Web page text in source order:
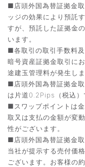
■店頭外国為替証拠金
ッジの効果により預託
すが、預託した証拠金
います。
■各取引の取引手数料
暗号資産証拠金取引に
途建玉管理料が発生しま
■店頭外国為替証拠金
は片道0.2Pips（税込）
■スワップポイントは
取又は支払の金額が変
性がございます。
■店頭外国為替証拠金
当社が提示する売付価
ございます。お客様の